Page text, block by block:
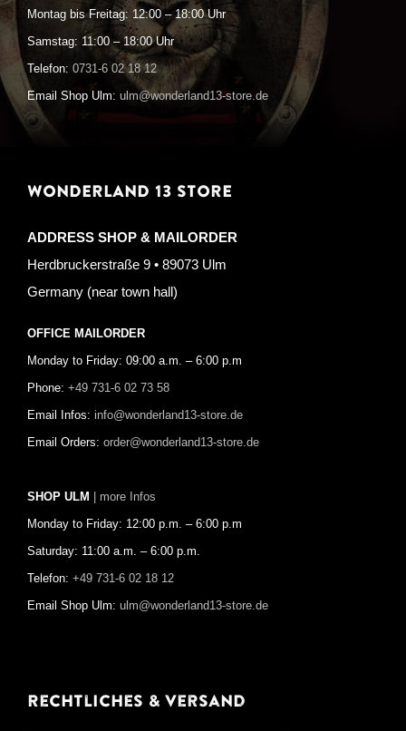
Montag bis Freitag: 12:00 – 18:00 Uhr
Samstag: 11:00 – 18:00 Uhr
Telefon: 0731-6 02 18 12
Email Shop Ulm: ulm@wonderland13-store.de
WONDERLAND 13 STORE
ADDRESS SHOP & MAILORDER
Herdbruckerstraße 9 • 89073 Ulm
Germany (near town hall)
OFFICE MAILORDER
Monday to Friday: 09:00 a.m. – 6:00 p.m
Phone: +49 731-6 02 73 58
Email Infos: info@wonderland13-store.de
Email Orders: order@wonderland13-store.de
SHOP ULM | more Infos
Monday to Friday: 12:00 p.m. – 6:00 p.m
Saturday: 11:00 a.m. – 6:00 p.m.
Telefon: +49 731-6 02 18 12
Email Shop Ulm: ulm@wonderland13-store.de
Rechtliches & Versand